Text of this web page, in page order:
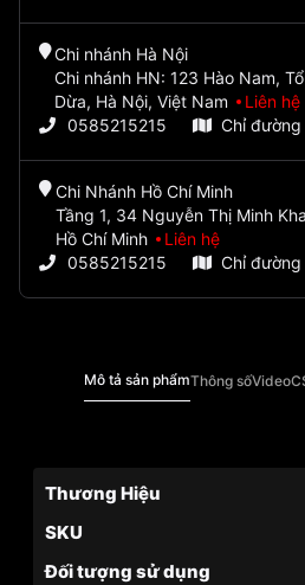
Chi nhánh Hà Nội
Chi nhánh HN: 123 Hào Nam,
Dừa, Hà Nội, Việt Nam
Liên hệ
0585215215
Chỉ đường
Chi Nhánh Hồ Chí Minh
Tầng 1, 34 Nguyễn Thị Minh
Hồ Chí Minh
Liên hệ
0585215215
Chỉ đường
Mô tả sản phẩmThông sốVideo
Thương Hiệu
SKU
Đối tượng sử dụng